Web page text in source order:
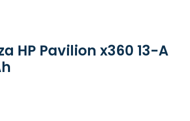
HP Pavilion x360 13-A